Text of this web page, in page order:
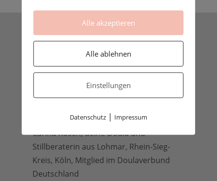
Carina Rosen, deine Doula und
Stillberaterin aus Lohmar, Rhein-Sieg-
Kreis, Köln, Mitglied im Doulaverbund
Deutschland
Alle akzeptieren
Alle ablehnen
Einstellungen
Datenschutz| Impressum